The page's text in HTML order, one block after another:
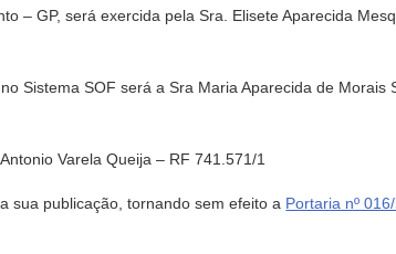
– GP, será exercida pela Sra. Elisete Aparecida
Sistema SOF será a Sra Maria Aparecida de
Varela Queija – RF 741.571/1
sua publicação, tornando sem efeito a Portaria nº